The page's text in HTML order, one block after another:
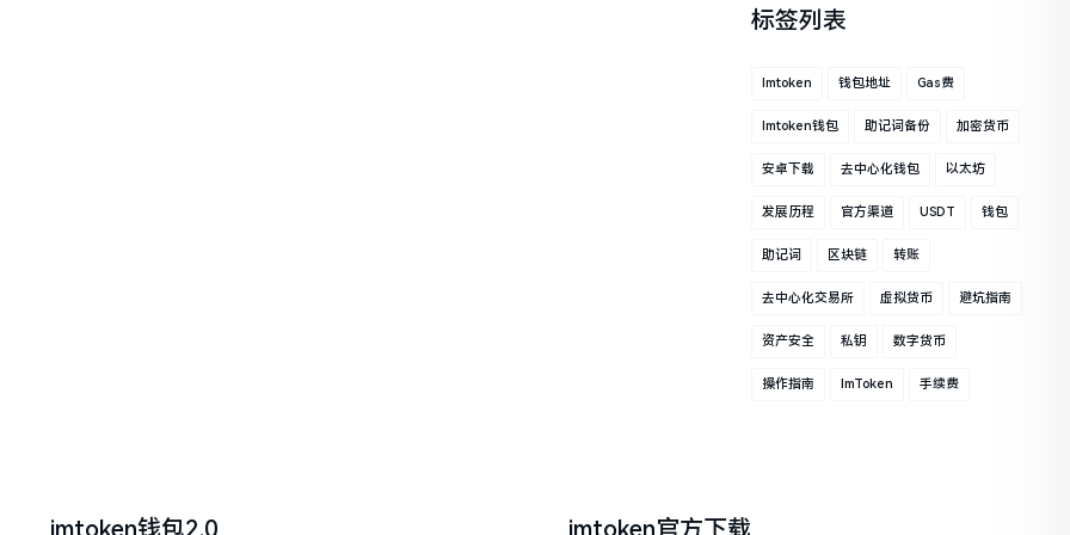
标签列表
Imtoken 钱包地址 Gas费
Imtoken钱包 助记词备份 加密货币
安卓下载 去中心化钱包 以太坊
发展历程 官方渠道 USDT 钱包
助记词 区块链 转账
去中心化交易所 虚拟货币 避坑指南
资产安全 私钥 数字货币
操作指南 ImToken 手续费